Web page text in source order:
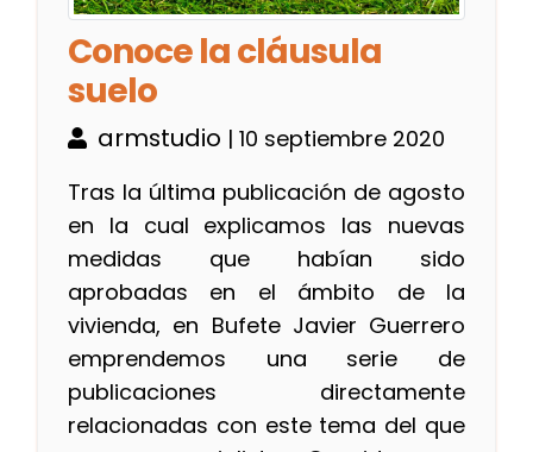
Conoce la cláusula
suelo
armstudio | 10 septiembre 2020
Tras la última publicación de agosto
en la cual explicamos las nuevas
medidas que habían sido
aprobadas en el ámbito de la
vivienda, en Bufete Javier Guerrero
emprendemos una serie de
publicaciones directamente
relacionadas con este tema del que